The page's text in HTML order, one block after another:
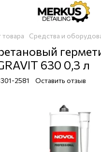
товара Средства и
630 0,3 л
2581 Оставить отзыв